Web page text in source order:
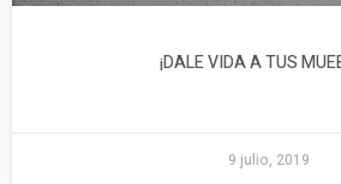
¡DALE VIDA A TUS
9 julio, 2019